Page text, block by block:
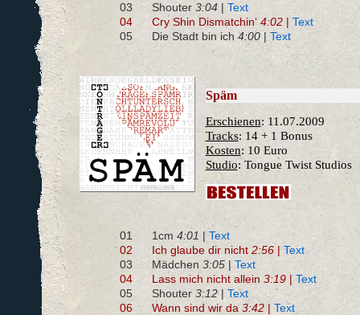
03
Shouter 3:04 | Text
04
Cry Shin Dismatchin‘ 4:02 | Text
05
Die Stadt bin ich 4:00 | Text
Späm
Erschienen: 11.07.2009
Tracks: 14 + 1 Bonus
Kosten: 10 Euro
Studio: Tongue Twist Studios
01 1cm 4:01 | Text
02
Ich glaube dir nicht 2:56 | Text
03
Mädchen 3:05 | Text
04
Lass mich nicht allein 3:19 | Text
05
Shouter 3:12 | Text
06
Wann sind wir da 3:42 | Text